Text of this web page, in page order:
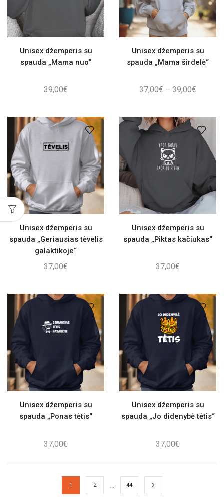
Unisex džemperis su
spauda „Mama nuo“
39,00€
Unisex džemperis su
spauda „Mama širdelė“
37,00€ – 39,00€
through
39,00€
Unisex džemperis su
spauda „Geriausias tėvelis
galaktikoje“
37,00€
Unisex džemperis su
spauda „Piktas kačiukas“
37,00€
Unisex džemperis su
spauda „Ponas tėtis“
37,00€
Unisex džemperis su
spauda „Jo didenybė tėtis“
37,00€
1 2 … 44